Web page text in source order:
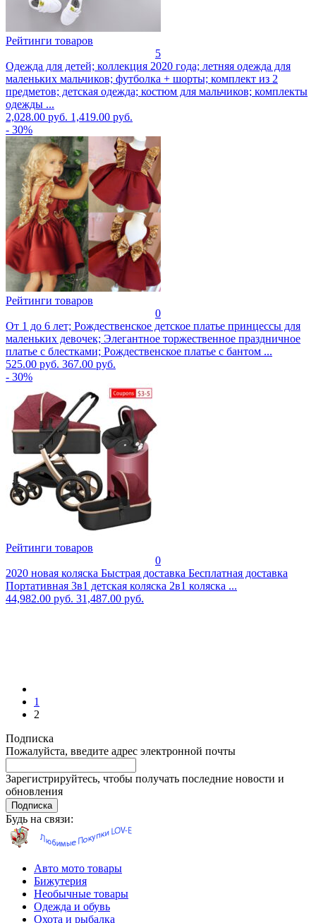
Рейтинги товаров
5
Одежда для детей; коллекция 2020 года; летняя одежда для
маленьких мальчиков; футболка + шорты; комплект из 2
предметов; детская одежда; костюм для мальчиков; комплекты
одежды ...
2,028.00 руб. 1,419.00 руб.
- 30%
Рейтинги товаров
0
От 1 до 6 лет; Рождественское детское платье принцессы для
маленьких девочек; Элегантное торжественное праздничное
платье с блестками; Рождественское платье с бантом ...
525.00 руб. 367.00 руб.
- 30%
Рейтинги товаров
0
2020 новая коляска Быстрая доставка Бесплатная доставка
Портативная 3в1 детская коляска 2в1 коляска ...
44,982.00 руб. 31,487.00 руб.
1
2
Подписка
Пожалуйста, введите адрес электронной почты
Зарегистрируйтесь, чтобы получать последние новости и
обновления
Подписка
Будь на связи:
Авто мото товары
Бижутерия
Необычные товары
Одежда и обувь
Охота и рыбалка